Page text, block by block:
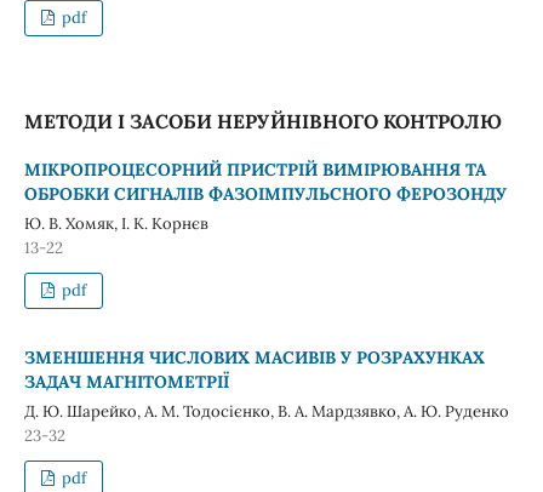
pdf
МЕТОДИ І ЗАСОБИ НЕРУЙНІВНОГО КОНТРОЛЮ
МІКРОПРОЦЕСОРНИЙ ПРИСТРІЙ ВИМІРЮВАННЯ ТА
ОБРОБКИ СИГНАЛІВ ФАЗОІМПУЛЬСНОГО ФЕРОЗОНДУ
Ю. В. Хомяк, І. К. Корнєв
13-22
pdf
ЗМЕНШЕННЯ ЧИСЛОВИХ МАСИВІВ У РОЗРАХУНКАХ
ЗАДАЧ МАГНІТОМЕТРІЇ
Д. Ю. Шарейко, А. М. Тодосієнко, В. А. Мардзявко, А. Ю. Руденко
23-32
pdf